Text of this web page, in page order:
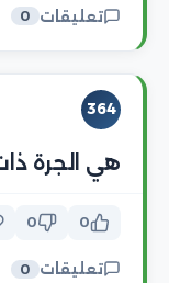
تعليقات 0
364
هي الجرة
0
0
تعليقات 0